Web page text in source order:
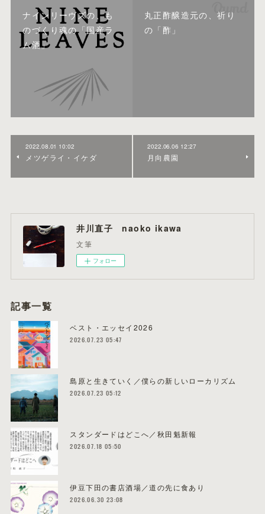
ナインリーヴズの、も
のづくり魂の「国産ラ
ム酒」
丸正酢醸造元の、祈り
の「酢」
2022.08.01 10:02
メツゲライ・イケダ
2022.06.06 12:27
月向農園
井川直子 naoko ikawa
文筆
フォロー
記事一覧
ベスト・エッセイ2026
2026.07.23 05:47
島原と生きていく／僕らの新しいローカリズム
2026.07.23 05:12
スタンダードはどこへ／秋田魁新報
2026.07.18 05:50
伊豆下田の書店酒場／道の先に食あり
2026.06.30 23:08